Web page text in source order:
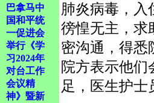
巴拿马中
国和平统
一促进会
举行《学
习2024年
对台工作
会议精
神》暨新
肺炎病毒，入
徬惶无主，求
密沟通，得悉
院方表示他们
足，医生护士